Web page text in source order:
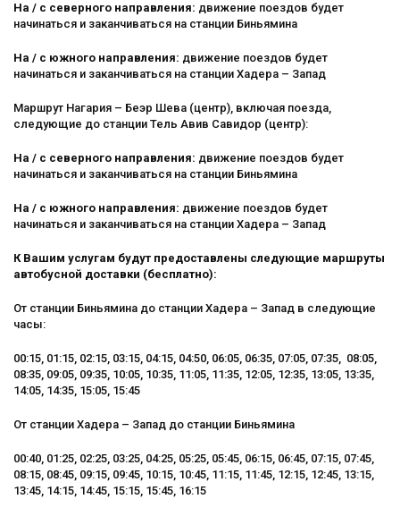
На / с северного направления: движение поездов будет
начинаться и заканчиваться на станции Биньямина
На / с южного направления: движение поездов будет
начинаться и заканчиваться на станции Хадера – Запад
Маршрут Нагария – Беэр Шева (центр), включая поезда,
следующие до станции Тель Авив Савидор (центр):
На / с северного направления: движение поездов будет
начинаться и заканчиваться на станции Биньямина
На / с южного направления: движение поездов будет
начинаться и заканчиваться на станции Хадера – Запад
К Вашим услугам будут предоставлены следующие маршруты
автобусной доставки (бесплатно):
От станции Биньямина до станции Хадера – Запад в следующие
часы:
00:15, 01:15, 02:15, 03:15, 04:15, 04:50, 06:05, 06:35, 07:05, 07:35, 08:05,
08:35, 09:05, 09:35, 10:05, 10:35, 11:05, 11:35, 12:05, 12:35, 13:05, 13:35,
14:05, 14:35, 15:05, 15:45
От станции Хадера – Запад до станции Биньямина
00:40, 01:25, 02:25, 03:25, 04:25, 05:25, 05:45, 06:15, 06:45, 07:15, 07:45,
08:15, 08:45, 09:15, 09:45, 10:15, 10:45, 11:15, 11:45, 12:15, 12:45, 13:15,
13:45, 14:15, 14:45, 15:15, 15:45, 16:15